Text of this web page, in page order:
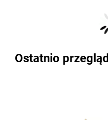
Ostatnio